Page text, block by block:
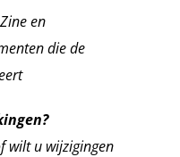
en
die de
wilt u wijzigingen